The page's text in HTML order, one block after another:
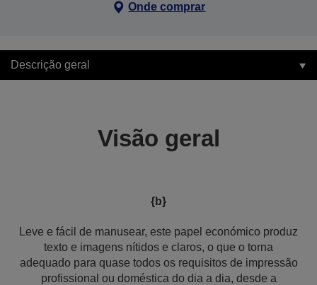
Onde comprar
Descrição geral
Visão geral
{b}
Leve e fácil de manusear, este papel económico produz
texto e imagens nítidos e claros, o que o torna
adequado para quase todos os requisitos de impressão
profissional ou doméstica do dia a dia, desde a